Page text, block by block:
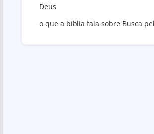
Deus
o que a bíblia fala sobre Busca